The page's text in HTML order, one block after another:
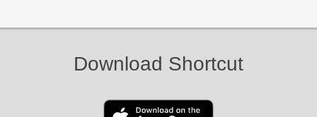
Download Shortcut